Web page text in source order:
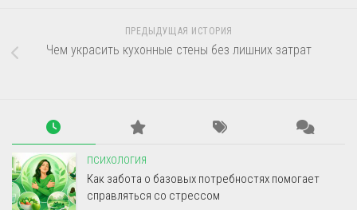
ПРЕДЫДУЩАЯ ИСТОРИЯ
Чем украсить кухонные стены без лишних затрат
ПСИХОЛОГИЯ
Как забота о базовых потребностях помогает
справляться со стрессом